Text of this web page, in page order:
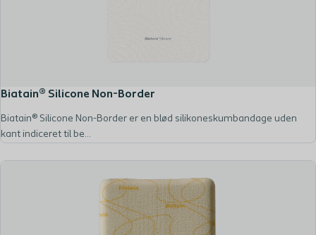
Biatain® Silicone Non-Border
Biatain® Silicone Non-Border er en blød silikoneskumbandage uden
kant indiceret til be...